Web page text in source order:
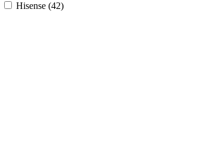
Hisense (42)